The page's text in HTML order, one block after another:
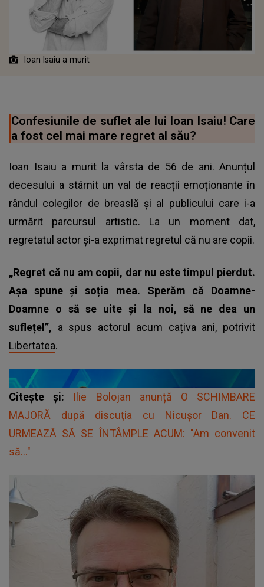
Ioan Isaiu a murit
Confesiunile de suflet ale lui Ioan Isaiu! Care
a fost cel mai mare regret al său?
Ioan Isaiu a murit la vârsta de 56 de ani. Anunțul
decesului a stârnit un val de reacții emoționante în
rândul colegilor de breaslă și al publicului care i-a
urmărit parcursul artistic. La un moment dat,
regretatul actor și-a exprimat regretul că nu are copii.
„Regret că nu am copii, dar nu este timpul pierdut.
Așa spune și soția mea. Sperăm că Doamne-
Doamne o să se uite și la noi, să ne dea un
suflețel”, a spus actorul acum cațiva ani, potrivit
Libertatea.
Citește și: Ilie Bolojan anunță O SCHIMBARE
MAJORĂ după discuția cu Nicușor Dan. CE
URMEAZĂ SĂ SE ÎNTÂMPLE ACUM: "Am convenit
să..."